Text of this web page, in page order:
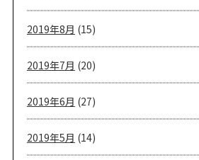
2019年8月 (15)
2019年7月 (20)
2019年6月 (27)
2019年5月 (14)